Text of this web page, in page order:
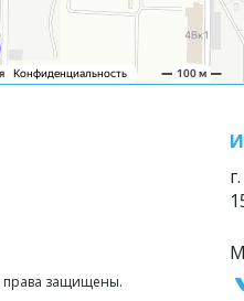
права защищены.